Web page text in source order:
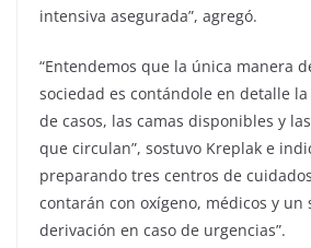
intensiva asegurada”, agregó.
“Entendemos que la única manera
sociedad es contándole en detalle
de casos, las camas disponibles y
que circulan”, sostuvo Kreplak e
preparando tres centros de
contarán con oxígeno, médicos y un
derivación en caso de urgencias”.